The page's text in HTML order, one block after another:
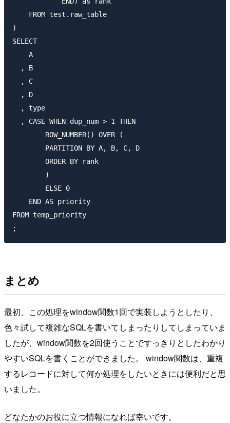
    FROM test.raw_table
)
SELECT
    A
  , B
  , C
  , D
  , type
  , CASE WHEN dup_num > 1 THEN
        ROW_NUMBER() OVER (
        PARTITION BY A, B, C, D
        ORDER BY rank
        )
        ELSE 0
    END AS priority
FROM temp_priority
まとめ
最初、この処理をwindow関数1回で実装しようとしたり、
色々試して複雑なSQLを書いてしまったりしてしまっていま
したが、window関数を2回使うことですっきりとしたわかり
やすいSQLを書くことができました。 window関数は、重複
するレコードに対して何か処理をしたいときには便利だと思
いました。
どなたかのお役に立つ情報になれば幸いです。